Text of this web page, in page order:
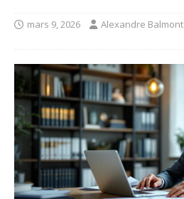
mars 9, 2026 Alexandre Balmont